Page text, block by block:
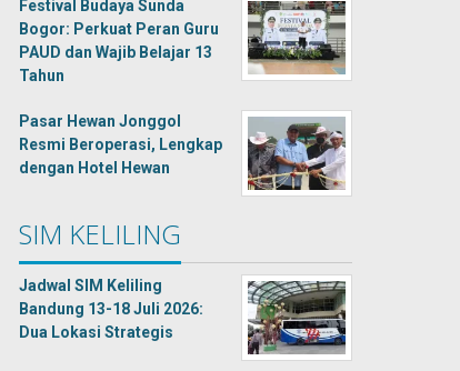
Festival Budaya Sunda
Bogor: Perkuat Peran Guru
PAUD dan Wajib Belajar 13
Tahun
Pasar Hewan Jonggol
Resmi Beroperasi, Lengkap
dengan Hotel Hewan
SIM KELILING
Jadwal SIM Keliling
Bandung 13-18 Juli 2026:
Dua Lokasi Strategis